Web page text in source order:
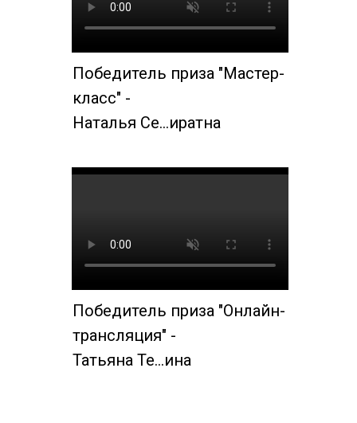
Победитель приза "Онлайн-
трансляция" -
Татьяна Те…ина
Победитель приза "Мастер-
класс" -
Наталья Се…иратна